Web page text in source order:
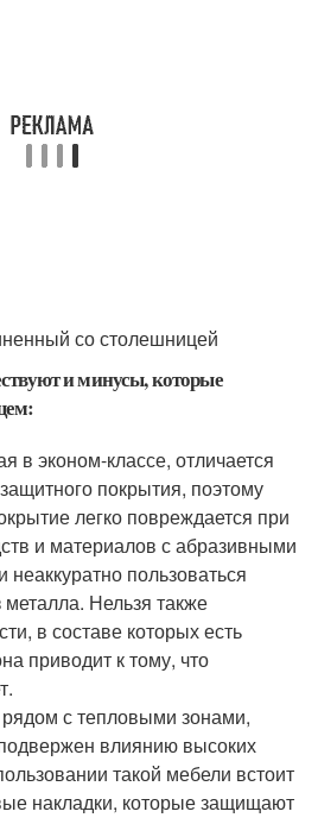
со столешницей
и минусы, которые
в эконом-классе, отличается
покрытия, поэтому
легко повреждается при
и материалов с абразивными
пользоваться
Нельзя также
в составе которых есть
приводит к тому, что
рядом с тепловыми зонами,
влиянию высоких
такой мебели встоит
накладки, которые защищают